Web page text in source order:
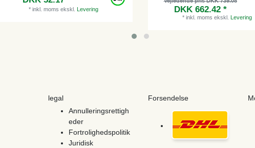
* inkl. moms ekskl. Levering DKK 662.42 *
* inkl. moms ekskl. Levering
legal
Annulleringsrettigh
eder
Fortrolighedspolitik
Juridisk
Forsendelse